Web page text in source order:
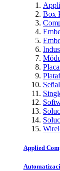
Box
Applied